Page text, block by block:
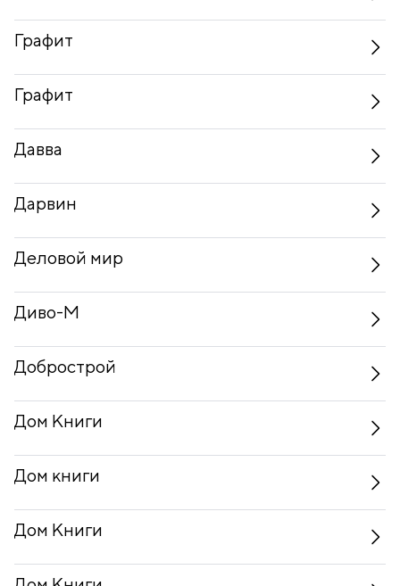
Графит
Графит
Давва
Дарвин
Деловой мир
Диво-М
Добрострой
Дом Книги
Дом книги
Дом Книги